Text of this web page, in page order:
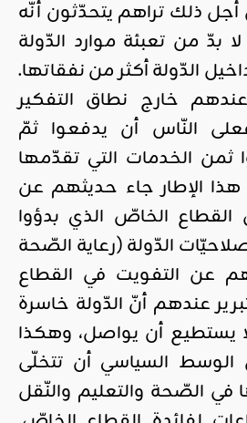
ذلك تراهم يتحدّثون أنّه
بدّ من تعبئة موارد الدّولة
الدّولة أكثر من نفقاتها.
خارج نطاق التفكير
فعلى النّاس أن يدفعوا ثمّ
ثمن الخدمات التي تقدّمها
الإطار جاء حديثهم عن
الخاصّ الذي بدؤوا
الدّولة (رعاية الصّحة
عن التفويت في القطاع
عندهم أنّ الدّولة خاسرة
يستطيع أن يواصل، وهكذا
الوسط السياسي أن تتخلّى
في الصّحة والتعليم والنّقل